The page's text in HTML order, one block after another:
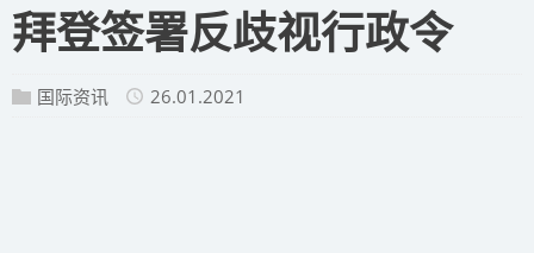
拜登签署反歧视行政令
国际资讯 26.01.2021